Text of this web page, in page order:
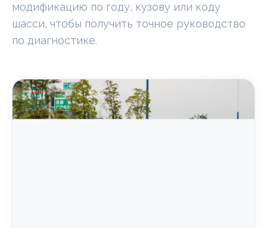
модификацию по году, кузову или коду
шасси, чтобы получить точное руководство
по диагностике.